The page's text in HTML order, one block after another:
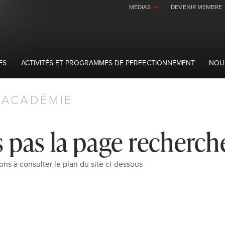
ACTIVITÉS ET PROGRAMMES DE PERFECTIONNEMENT
MÉDIAS› DEVENIR MEMBRE
ACADÉMIE
la page
à consulter le plan du site ci-dessous